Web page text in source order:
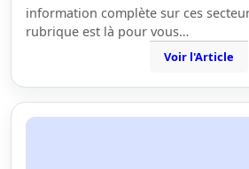
information complète sur ces
rubrique est là pour vous…
Voir l'Article